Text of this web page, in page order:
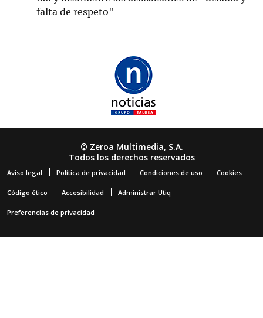
falta de respeto"
© Zeroa Multimedia, S.A.
Todos los derechos reservados
Aviso legal Política de privacidad Condiciones de uso Cookies
Código ético Accesibilidad Administrar Utiq
Preferencias de privacidad